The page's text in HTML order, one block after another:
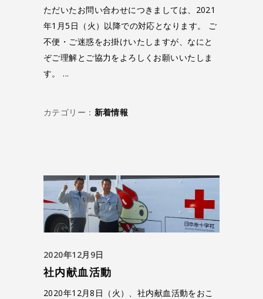
ただいたお問い合わせにつきましては、2021
年1月5日（火）以降での対応となります。 ご
不便・ご迷惑をお掛けいたしますが、なにと
ぞご理解とご協力をよろしくお願いいたしま
す。
カテゴリー： 新着情報
2020年12月9日
社内献血活動
2020年12月8日（火）、社内献血活動をおこ